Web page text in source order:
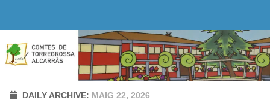
DAILY ARCHIVE: MAIG 22, 2026